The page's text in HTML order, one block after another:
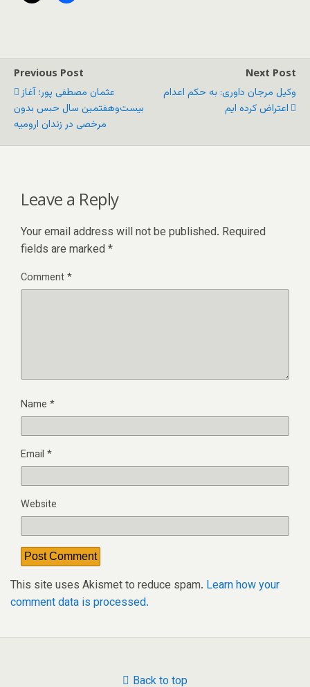
Previous Post
عثمان مصطفی پور؛ آغاز
بیست‌وهفتمین سال حبس بدون
مرخصی در زندان ارومیه
Next Post
وکیل مرجان داوری: به حکم اعدام
اعتراض کرده ایم
Leave a Reply
Your email address will not be published. Required
fields are marked *
Comment*
Name *
Email *
Website
This site uses Akismet to reduce spam. Learn how your
comment data is processed.
Back to top